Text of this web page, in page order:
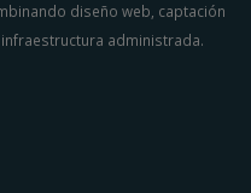
diseño web, captación
administrada.